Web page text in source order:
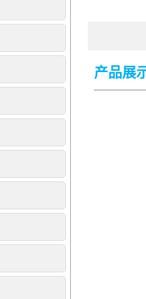
产品展